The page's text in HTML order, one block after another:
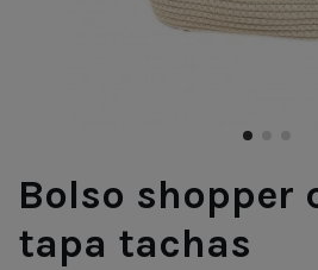
Bolso shopper
tapa tachas